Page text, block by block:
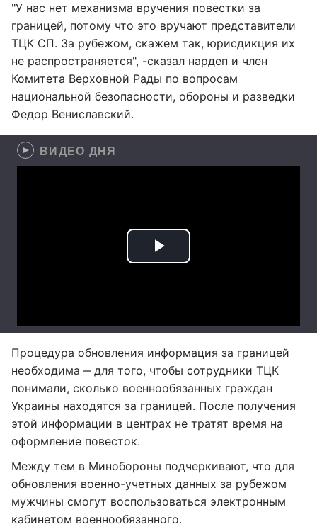
"У нас нет механизма вручения повестки за
границей, потому что это вручают представители
ТЦК СП. За рубежом, скажем так, юрисдикция их
не распространяется", -сказал нардеп и член
Комитета Верховной Рады по вопросам
национальной безопасности, обороны и разведки
Федор Вениславский.
ВИДЕО ДНЯ
Процедура обновления информация за границей
необходима ‒ для того, чтобы сотрудники ТЦК
понимали, сколько военнообязанных граждан
Украины находятся за границей. После получения
этой информации в центрах не тратят время на
оформление повесток.
Между тем в Минобороны подчеркивают, что для
обновления военно-учетных данных за рубежом
мужчины смогут воспользоваться электронным
кабинетом военнообязанного.